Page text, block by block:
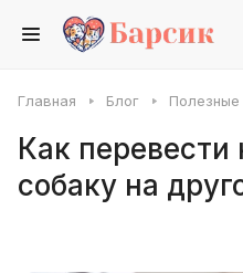
Главная Блог Полезные
Как перевести
собаку на